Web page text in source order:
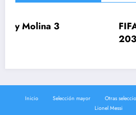
3
FIFA,
2030 con
Inicio Selección mayor Otras
Lionel Messi